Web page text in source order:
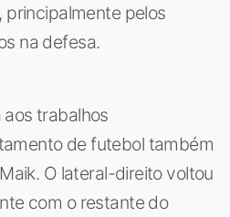
principalmente pelos
na defesa.
trabalhos
de futebol também
O lateral-direito voltou
com o restante do